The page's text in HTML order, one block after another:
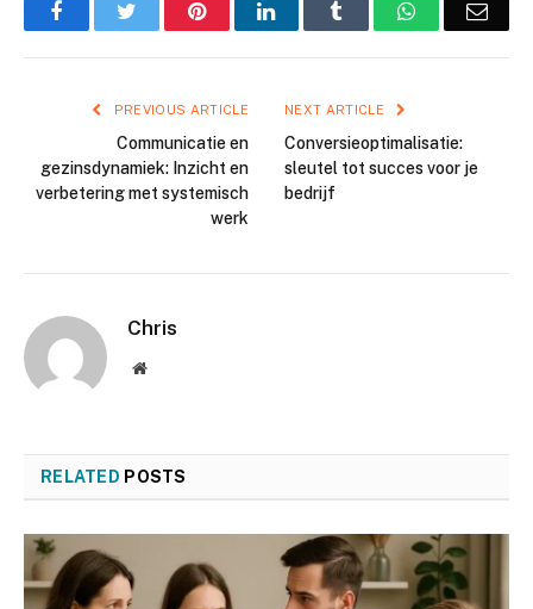
FacebookTwitter PinterestLinkedIn Tumblr WhatsApp
PREVIOUS ARTICLE
Communicatie en
gezinsdynamiek: Inzicht en
verbetering met systemisch
werk
NEXT ARTICLE
Conversieoptimalisatie:
sleutel tot succes voor je
bedrijf
Chris
Website
RELATED POSTS